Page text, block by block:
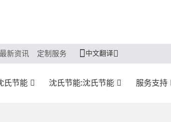
最新资讯 定制服务 中文翻译
氏节能 沈氏节能:沈氏节能 服务支持